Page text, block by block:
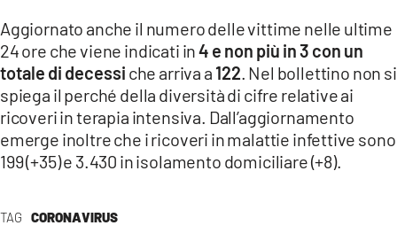
ILREGGINO.IT
COSENZACHANNEL.IT
ILVIBONESE.IT
CATANZAROCHANNEL.IT
TAG CORONAVIRUS
Aggiornato anche il numero delle vittime nelle ultime
24 ore che viene indicati in4 e non più in 3 con un
totale di decessi che arriva a 122 . Nel bollettino non si
spiega il perché della diversità di cifre relative ai
ricoveri in terapia intensiva. Dall’aggiornamento
emerge inoltre che i ricoveri in malattie infettive sono
199 (+35) e 3.430 in isolamento domiciliare (+8).